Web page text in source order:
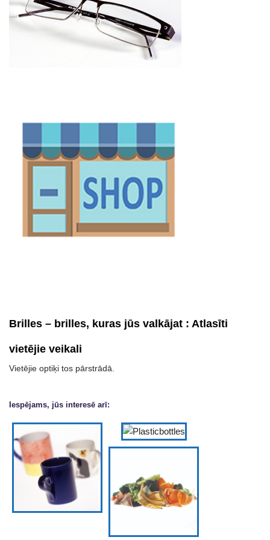
Brilles – brilles, kuras jūs valkājat : Atlasīti
vietējie veikali
Vietējie optiķi tos pārstrādā.
Iespējams, jūs interesē arī: